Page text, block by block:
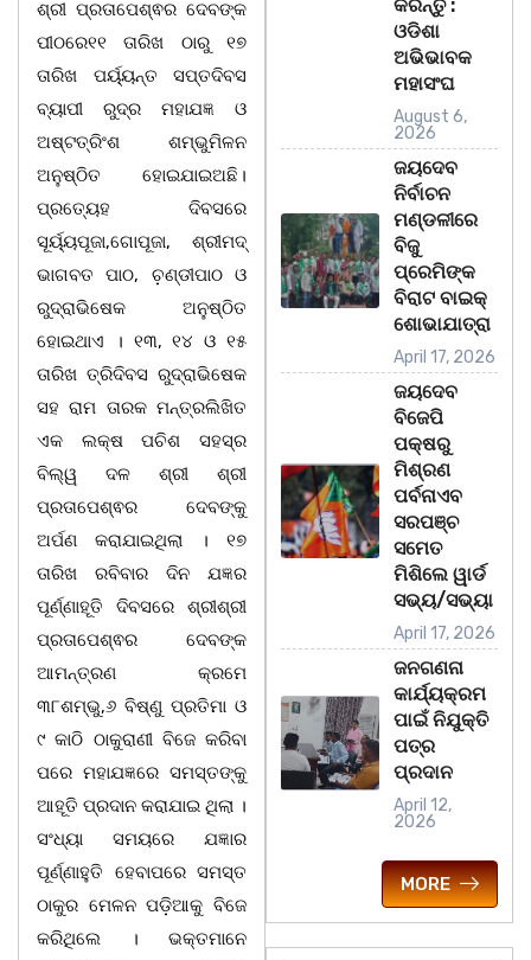
ଶ୍ରୀ ପ୍ରତାପେଶ୍ଵର ଦେବଙ୍କ
ପୀଠରେ୧୧ ତାରିଖ ଠାରୁ ୧୭
ତାରିଖ ପର୍ୟ୍ୟନ୍ତ ସପ୍ତଦିବସ
ବ୍ୟାପୀ ରୁଦ୍ର ମହାଯଜ୍ଞ ଓ
ଅଷ୍ଟତ୍ରିଂଶ ଶମ୍ଭୁମିଳନ
ଅନୁଷ୍ଠିତ ହୋଇଯାଇଅଛି।
ପ୍ରତ୍ୟେହ ଦିବସରେ
ସୂର୍ୟ୍ୟପୂଜା,ଗୋପୂଜା, ଶ୍ରୀମଦ୍
ଭାଗବତ ପାଠ, ଚ଼ଣ୍ଡୀପାଠ ଓ
ରୁଦ୍ରାଭିଷେକ ଅନୁଷ୍ଠିତ
ହୋଇଥାଏ । ୧୩, ୧୪ ଓ ୧୫
ତାରିଖ ତ୍ରିଦିବସ ରୁଦ୍ରାଭିଷେକ
ସହ ରାମ ତାରକ ମନ୍ତ୍ରଲିଖିତ
ଏକ ଲକ୍ଷ ପଚିଶ ସହସ୍ର
ବିଲ୍ୱ ଦଳ ଶ୍ରୀ ଶ୍ରୀ
ପ୍ରତାପେଶ୍ଵର ଦେବଙ୍କୁ
ଅର୍ପଣ କରାଯାଇଥିଲା । ୧୭
ତାରିଖ ରବିବାର ଦିନ ଯଜ୍ଞର
ପୂର୍ଣ୍ଣାହୂତି ଦିବସରେ ଶ୍ରୀଶ୍ରୀ
ପ୍ରତାପେଶ୍ଵର ଦେବଙ୍କ
ଆମନ୍ତ୍ରଣ କ୍ରମେ
୩୮ଶମ୍ଭୁ,୬ ବିଷ୍ଣୁ ପ୍ରତିମା ଓ
୯ କାଠି ଠାକୁରାଣୀ ବିଜେ କରିବା
ପରେ ମହାଯଜ୍ଞରେ ସମସ୍ତଙ୍କୁ
ଆହୂତି ପ୍ରଦାନ କରାଯାଇ ଥିଲା ।
ସଂଧ୍ୟା ସମୟରେ ଯଜ୍ଞାର
ପୂର୍ଣ୍ଣାହୁତି ହେବାପରେ ସମସ୍ତ
ଠାକୁର ମେଳନ ପଡ଼ିଆକୁ ବିଜେ
କରିଥିଲେ । ଭକ୍ତମାନେ
କରନ୍ତୁ :
ଓଡିଶା
ଅଭିଭାବକ
ମହାସଂଘ
August 6,
2026
ଜୟଦେବ
ନିର୍ବାଚନ
ମଣ୍ଡଳୀରେ
ବିଜୁ
ପ୍ରେମିଙ୍କ
ବିରାଟ ବାଇକ୍
ଶୋଭାଯାତ୍ରା
April 17, 2026
ଜୟଦେବ
ବିଜେପି
ପକ୍ଷରୁ
ମିଶ୍ରଣ
ପର୍ବନାଏବ
ସରପଞ୍ଚ
ସମେତ
ମିଶିଲେ ୱାର୍ଡ
ସଭ୍ୟ/ସଭ୍ୟା
April 17, 2026
ଜନଗଣନା
କାର୍ଯ୍ୟକ୍ରମ
ପାଇଁ ନିଯୁକ୍ତି
ପତ୍ର
ପ୍ରଦାନ
April 12,
2026
MORE